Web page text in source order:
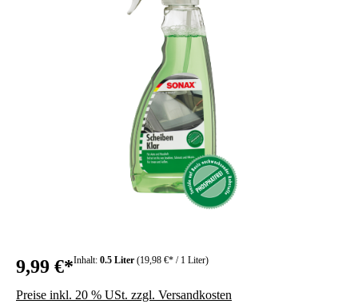
9,99 €*Inhalt: 0.5 Liter (19,98 €* / 1 Liter)
Preise inkl. 20 % USt. zzgl. Versandkosten